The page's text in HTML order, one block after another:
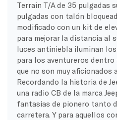
Terrain T/A de 35 pulgadas
pulgadas con talón
modificado con un kit de
para mejorar la distancia al
luces antiniebla iluminan
para los aventureros dentro
que no son muy aficionados
Recordando la historia de
una radio CB de la marca
fantasías de pionero tanto
carretera. Y para aquellos